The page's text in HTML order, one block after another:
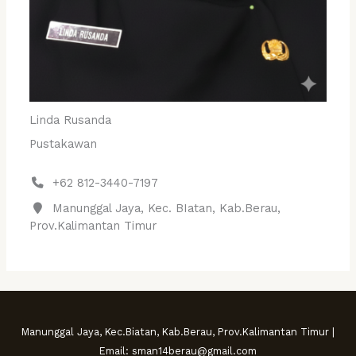
Linda Rusanda
Pustakawan
+62 812-3440-7197
Manunggal Jaya, Kec. BIatan, Kab.Berau,
Prov.Kalimantan Timur
Manunggal Jaya, Kec.Biatan, Kab.Berau, Prov.Kalimantan Timur |
Email: sman14berau@gmail.com